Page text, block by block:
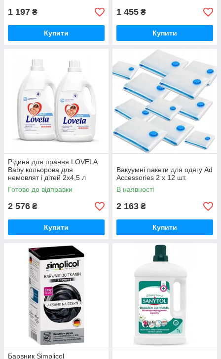
1 197 ₴
Купити
1 455 ₴
Купити
Рідина для прання LOVELA
Baby кольорова для
немовлят і дітей 2х4,5 л
Готово до відправки
2 576 ₴
Купити
Вакуумні пакети для одягу Ad
Accessories 2 x 12 шт.
В наявності
2 163 ₴
Купити
Барвник Simplicol